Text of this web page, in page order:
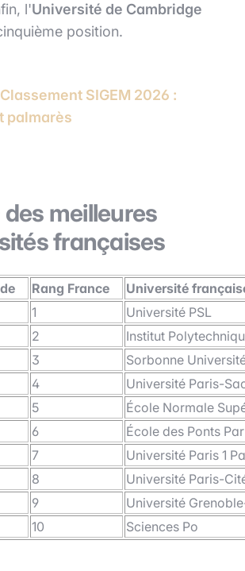
l'Université de Cambridge
position.
Classement SIGEM 2026 :
palmarès
des meilleures
françaises
Rang France
Université
1
Université PSL
2
Institut
3
Sorbonne
4
Université Paris-
5
École Normale
6
École des Ponts
7
Université Paris 1
8
Université Paris-
9
Université
10 Sciences Po